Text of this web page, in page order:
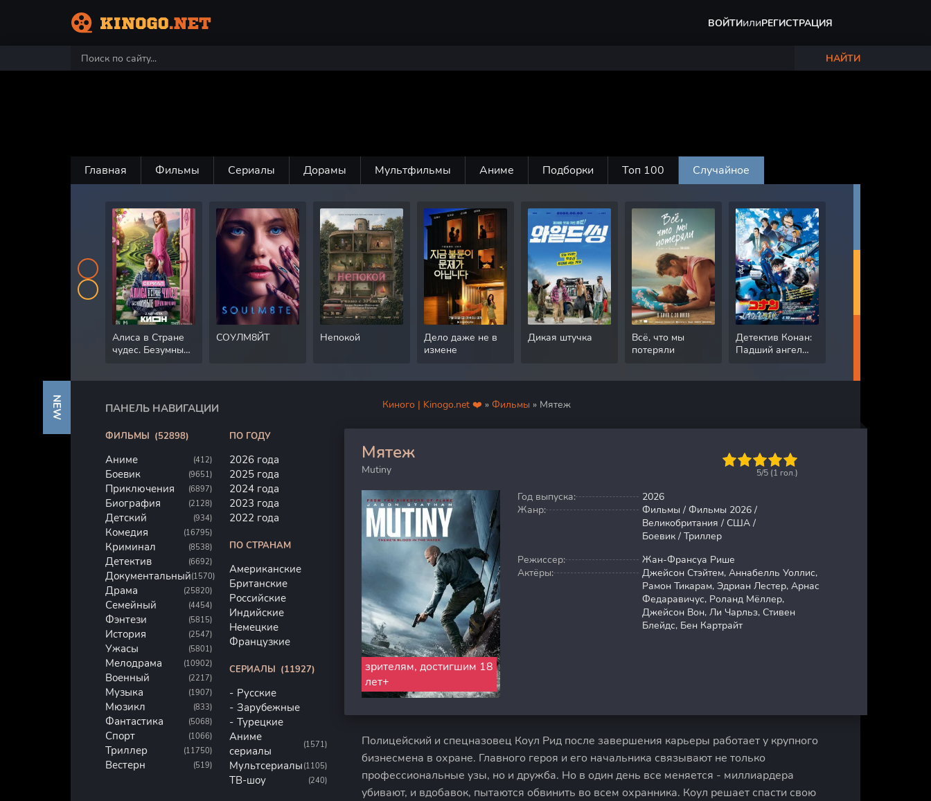
ВОЙТИилиРЕГИСТРАЦИЯ
НАЙТИ
Главная Фильмы Сериалы Дорамы Мультфильмы Аниме Подборки Топ 100 Случайное
Алиса в Стране
чудес. Безумные
СОУЛМ8ЙТ Непокой
Дело даже не в
измене
Дикая штучка
Всё, что мы
потеряли
Детектив Конан:
Падший ангел
Киного | Kinogo.net ❤️ » Фильмы » Мятеж
Мятеж
Mutiny 5/5 (1 гол.)
зрителям, достигшим 18
лет+
Год выпуска:
2026
Жанр:
Фильмы / Фильмы 2026 /
Великобритания / США /
Боевик / Триллер
Режиссер:
Жан-Франсуа Рише
Актёры:
Джейсон Стэйтем, Аннабелль Уоллис,
Рамон Тикарам, Эдриан Лестер, Арнас
Федаравичус, Роланд Мёллер,
Джейсон Вон, Ли Чарльз, Стивен
Блейдс, Бен Картрайт
Полицейский и спецназовец Коул Рид после завершения карьеры работает у крупного
бизнесмена в охране. Главного героя и его начальника связывают не только
профессиональные узы, но и дружба. Но в один день все меняется - миллиардера
убивают, и вдобавок, пытаются обвинить во всем охранника. Коул решает спасти свою
ПАНЕЛЬ НАВИГАЦИИ
NEW
ФИЛЬМЫ (52898)
Аниме (412)
Боевик (9651)
Приключения (6897)
Биография (2128)
Детский (934)
Комедия (16795)
Криминал (8538)
Детектив (6692)
Документальный(1570)
Драма (25820)
Семейный (4454)
Фэнтези (5815)
История (2547)
Ужасы (5801)
Мелодрама (10902)
Военный (2217)
Музыка (1907)
Мюзикл (833)
Фантастика (5068)
Спорт (1066)
Триллер (11750)
Вестерн (519)
ПО ГОДУ
2026 года
2025 года
2024 года
2023 года
2022 года
ПО СТРАНАМ
Американские
Британские
Российские
Индийские
Немецкие
Французкие
СЕРИАЛЫ (11927)
Русские
Зарубежные
Турецкие
Аниме
сериалы
(1571)
Мультсериалы (1105)
ТВ-шоу (240)